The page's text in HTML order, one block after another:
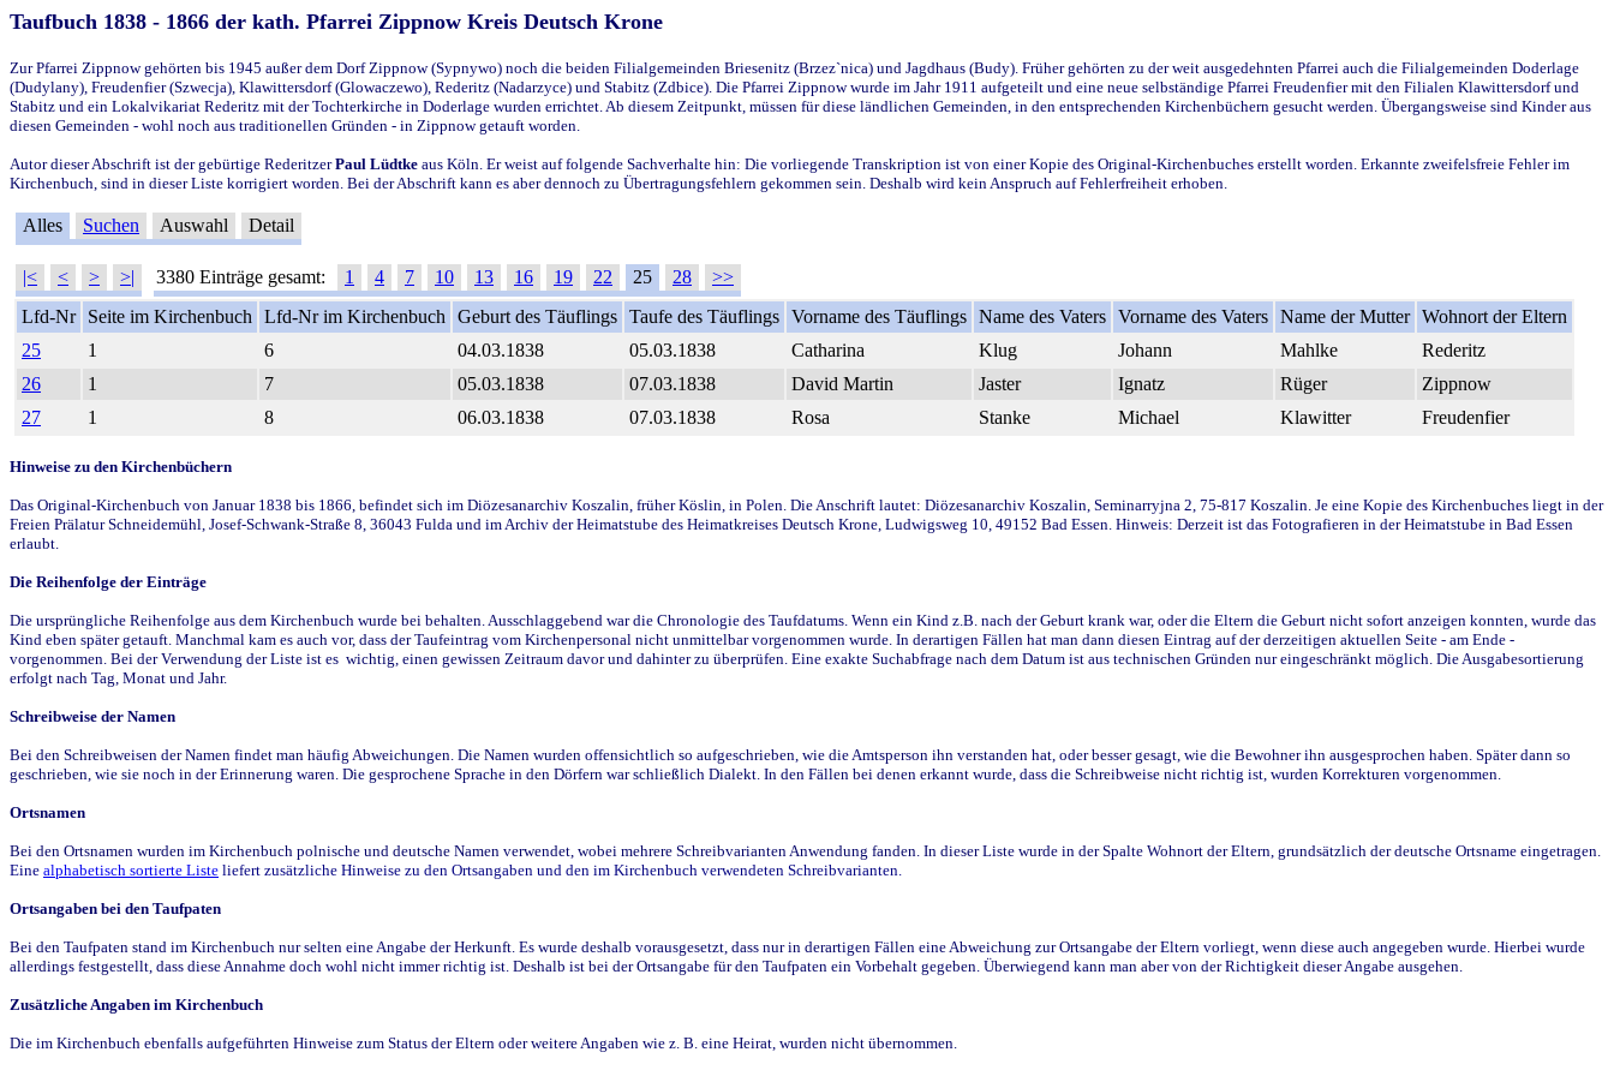
Taufbuch 1838 - 1866 der kath. Pfarrei Zippnow Kreis Deutsch Krone
Zur Pfarrei Zippnow gehörten bis 1945 außer dem Dorf Zippnow (Sypnywo) noch die beiden Filialgemeinden Briesenitz (Brzez`nica) und Jagdhaus (Budy). Früher gehörten zu der weit ausgedehnten Pfarrei auch die Filialgemeinden Doderlage
(Dudylany), Freudenfier (Szwecja), Klawittersdorf (Glowaczewo), Rederitz (Nadarzyce) und Stabitz (Zdbice). Die Pfarrei Zippnow wurde im Jahr 1911 aufgeteilt und eine neue selbständige Pfarrei Freudenfier mit den Filialen Klawittersdorf und
Stabitz und ein Lokalvikariat Rederitz mit der Tochterkirche in Doderlage wurden errichtet. Ab diesem Zeitpunkt, müssen für diese ländlichen Gemeinden, in den entsprechenden Kirchenbüchern gesucht werden. Übergangsweise sind Kinder aus
diesen Gemeinden - wohl noch aus traditionellen Gründen - in Zippnow getauft worden.
Autor dieser Abschrift ist der gebürtige RederitzerPaul Lüdtke aus Köln. Er weist auf folgende Sachverhalte hin: Die vorliegende Transkription ist von einer Kopie des Original-Kirchenbuches erstellt worden. Erkannte zweifelsfreie Fehler im
Kirchenbuch, sind in dieser Liste korrigiert worden. Bei der Abschrift kann es aber dennoch zu Übertragungsfehlern gekommen sein. Deshalb wird kein Anspruch auf Fehlerfreiheit erhoben.
Alles Suchen Auswahl Detail
|< < > >| 3380 Einträge gesamt: 1 4 7 10 13 16 19 22 25 28
>>
Lfd-Nr
Seite im Kirchenbuch Lfd-Nr im Kirchenbuch Geburt des Täuflings Taufe des Täuflings Vorname des Täuflings Name des Vaters Vorname des Vaters Name der Mutter Wohnort der Eltern
25
1 6 04.03.1838 05.03.1838 Catharina Klug Johann Mahlke
Rederitz
26
1 7 05.03.1838 07.03.1838 David Martin Jaster Ignatz Rüger
Zippnow
27
1 8 06.03.1838 07.03.1838 Rosa Stanke Michael Klawitter Freudenfier
Hinweise zu den Kirchenbüchern
Das Original-Kirchenbuch von Januar 1838 bis 1866, befindet sich im Diözesanarchiv Koszalin, früher Köslin, in Polen. Die Anschrift lautet: Diözesanarchiv Koszalin, Seminarryjna 2, 75-817 Koszalin. Je eine Kopie des Kirchenbuches liegt in der
Freien Prälatur Schneidemühl, Josef-Schwank-Straße 8, 36043 Fulda und im Archiv der Heimatstube des Heimatkreises Deutsch Krone, Ludwigsweg 10, 49152 Bad Essen. Hinweis: Derzeit ist das Fotografieren in der Heimatstube in Bad Essen
erlaubt.
Die Reihenfolge der Einträge
Die ursprüngliche Reihenfolge aus dem Kirchenbuch wurde bei behalten. Ausschlaggebend war die Chronologie des Taufdatums. Wenn ein Kind z.B. nach der Geburt krank war, oder die Eltern die Geburt nicht sofort anzeigen konnten, wurde das
Kind eben später getauft. Manchmal kam es auch vor, dass der Taufeintrag vom Kirchenpersonal nicht unmittelbar vorgenommen wurde. In derartigen Fällen hat man dann diesen Eintrag auf der derzeitigen aktuellen Seite - am Ende -
vorgenommen. Bei der Verwendung der Liste ist es wichtig, einen gewissen Zeitraum davor und dahinter zu überprüfen. Eine exakte Suchabfrage nach dem Datum ist aus technischen Gründen nur eingeschränkt möglich. Die Ausgabesortierung
erfolgt nach Tag, Monat und Jahr.
Schreibweise der Namen
Bei den Schreibweisen der Namen findet man häufig Abweichungen. Die Namen wurden offensichtlich so aufgeschrieben, wie die Amtsperson ihn verstanden hat, oder besser gesagt, wie die Bewohner ihn ausgesprochen haben. Später dann so
geschrieben, wie sie noch in der Erinnerung waren. Die gesprochene Sprache in den Dörfern war schließlich Dialekt. In den Fällen bei denen erkannt wurde, dass die Schreibweise nicht richtig ist, wurden Korrekturen vorgenommen.
Ortsnamen
Bei den Ortsnamen wurden im Kirchenbuch polnische und deutsche Namen verwendet, wobei mehrere Schreibvarianten Anwendung fanden. In dieser Liste wurde in der Spalte Wohnort der Eltern, grundsätzlich der deutsche Ortsname eingetragen.
Eine alphabetisch sortierte Liste liefert zusätzliche Hinweise zu den Ortsangaben und den im Kirchenbuch verwendeten Schreibvarianten.
Ortsangaben bei den Taufpaten
Bei den Taufpaten stand im Kirchenbuch nur selten eine Angabe der Herkunft. Es wurde deshalb vorausgesetzt, dass nur in derartigen Fällen eine Abweichung zur Ortsangabe der Eltern vorliegt, wenn diese auch angegeben wurde. Hierbei wurde
allerdings festgestellt, dass diese Annahme doch wohl nicht immer richtig ist. Deshalb ist bei der Ortsangabe für den Taufpaten ein Vorbehalt gegeben. Überwiegend kann man aber von der Richtigkeit dieser Angabe ausgehen.
Zusätzliche Angaben im Kirchenbuch
Die im Kirchenbuch ebenfalls aufgeführten Hinweise zum Status der Eltern oder weitere Angaben wie z. B. eine Heirat, wurden nicht übernommen.